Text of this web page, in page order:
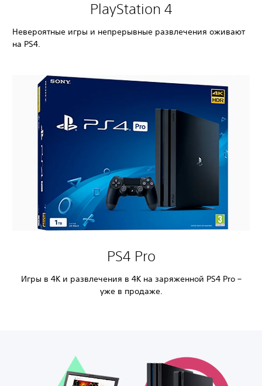
PlayStation 4
Невероятные игры и непрерывные развлечения оживают
на PS4.
PS4 Pro
Игры в 4K и развлечения в 4K на заряженной PS4 Pro –
уже в продаже.